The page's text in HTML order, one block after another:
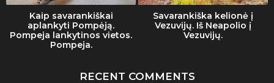
Kaip savarankiškai
aplankyti Pompėją.
Pompeja lankytinos vietos.
Pompeja.
Savarankiška kelionė į
Vezuvijų. Iš Neapolio į
Vezuvijų.
RECENT COMMENTS